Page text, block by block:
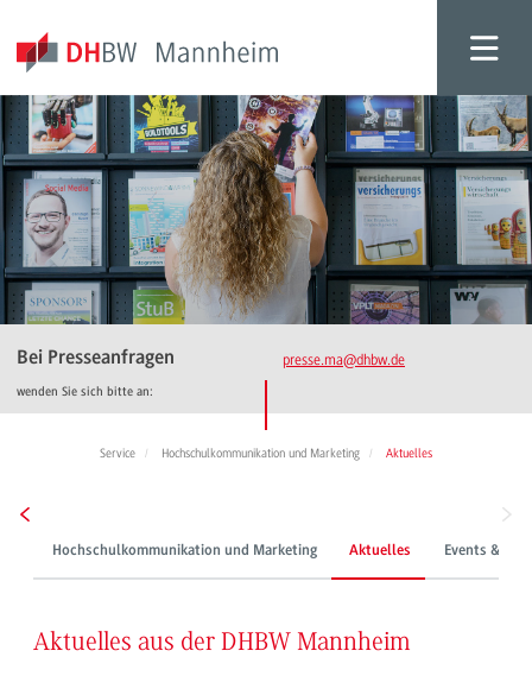
Bei Presseanfragen
wenden Sie sich bitte an:
presse.ma@dhbw.de
Service Hochschulkommunikation und Marketing Aktuelles
Hochschulkommunikation und Marketing Aktuelles Events &
Aktuelles aus der DHBW Mannheim